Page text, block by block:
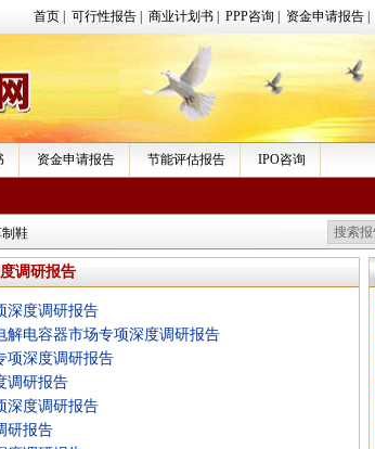
首页 可行性报告 商业计划书 PPP咨询 资金申请报告
资金申请报告 节能评估报告 IPO咨询
制鞋
调研报告
深度调研报告
解电容器市场专项深度调研报告
项深度调研报告
调研报告
深度调研报告
研报告